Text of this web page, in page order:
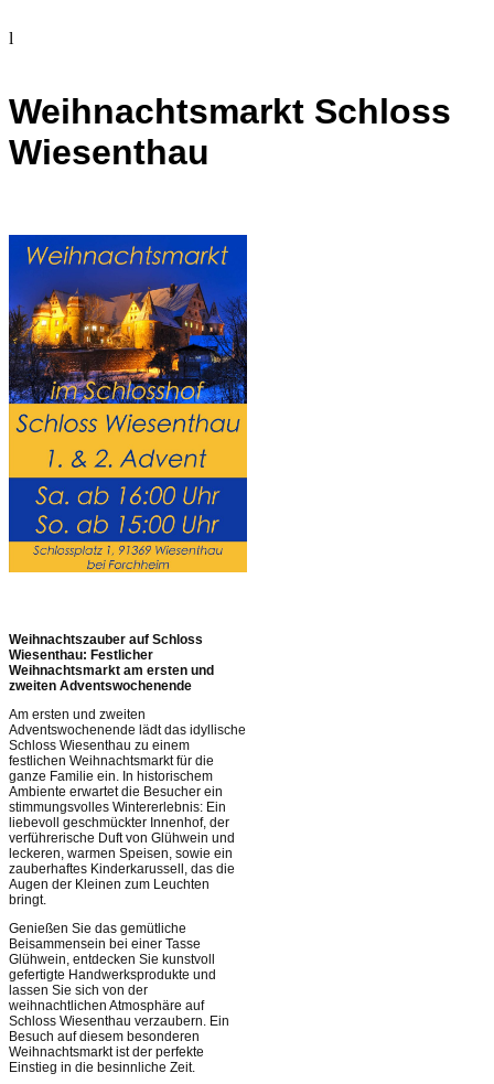
l
Weihnachtsmarkt Schloss
Wiesenthau
Weihnachtszauber auf Schloss
Wiesenthau: Festlicher
Weihnachtsmarkt am ersten und
zweiten Adventswochenende
Am ersten und zweiten
Adventswochenende lädt das idyllische
Schloss Wiesenthau zu einem
festlichen Weihnachtsmarkt für die
ganze Familie ein. In historischem
Ambiente erwartet die Besucher ein
stimmungsvolles Wintererlebnis: Ein
liebevoll geschmückter Innenhof, der
verführerische Duft von Glühwein und
leckeren, warmen Speisen, sowie ein
zauberhaftes Kinderkarussell, das die
Augen der Kleinen zum Leuchten
bringt.
Genießen Sie das gemütliche
Beisammensein bei einer Tasse
Glühwein, entdecken Sie kunstvoll
gefertigte Handwerksprodukte und
lassen Sie sich von der
weihnachtlichen Atmosphäre auf
Schloss Wiesenthau verzaubern. Ein
Besuch auf diesem besonderen
Weihnachtsmarkt ist der perfekte
Einstieg in die besinnliche Zeit.